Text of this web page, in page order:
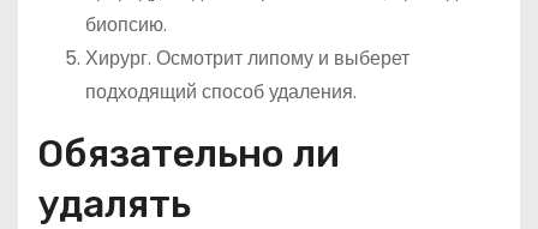
биопсию.
Хирург. Осмотрит липому и выберет
подходящий способ удаления.
Обязательно ли
удалять